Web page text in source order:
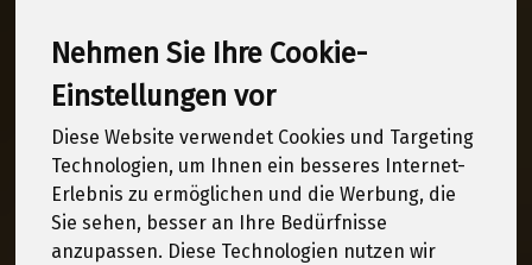
Nehmen Sie Ihre Cookie-
Einstellungen vor
Diese Website verwendet Cookies und Targeting
Technologien, um Ihnen ein besseres Internet-
Erlebnis zu ermöglichen und die Werbung, die
Sie sehen, besser an Ihre Bedürfnisse
anzupassen. Diese Technologien nutzen wir
Hersteller Ernährung
Allergene